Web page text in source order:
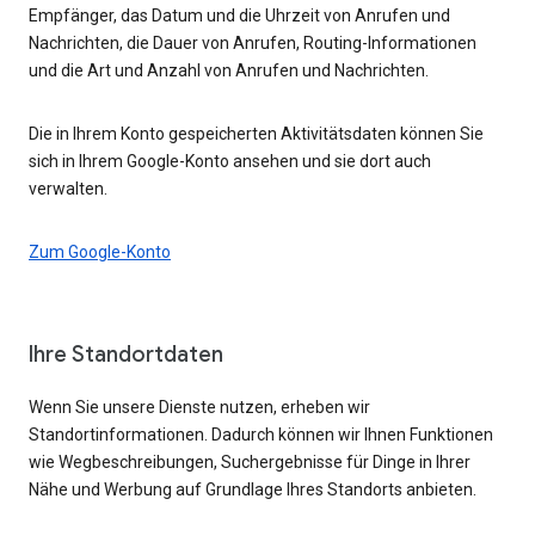
Empfänger, das Datum und die Uhrzeit von Anrufen und
Nachrichten, die Dauer von Anrufen, Routing-Informationen
und die Art und Anzahl von Anrufen und Nachrichten.
Die in Ihrem Konto gespeicherten Aktivitätsdaten können Sie
sich in Ihrem Google-Konto ansehen und sie dort auch
verwalten.
Zum Google-Konto
Ihre Standortdaten
Wenn Sie unsere Dienste nutzen, erheben wir
Standortinformationen. Dadurch können wir Ihnen Funktionen
wie Wegbeschreibungen, Suchergebnisse für Dinge in Ihrer
Nähe und Werbung auf Grundlage Ihres Standorts anbieten.